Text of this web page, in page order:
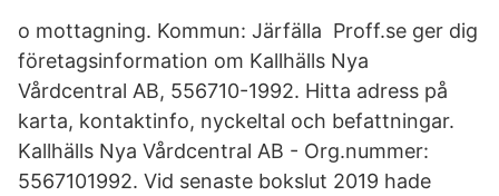
o mottagning. Kommun: Järfälla Proff.se ger dig
företagsinformation om Kallhälls Nya
Vårdcentral AB, 556710-1992. Hitta adress på
karta, kontaktinfo, nyckeltal och befattningar.
Kallhälls Nya Vårdcentral AB - Org.nummer:
5567101992. Vid senaste bokslut 2019 hade